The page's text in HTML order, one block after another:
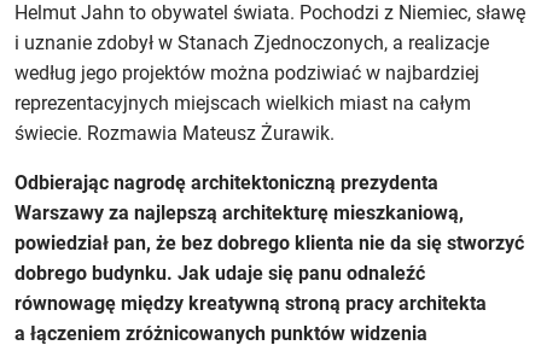
Helmut Jahn to obywatel świata. Pochodzi z Niemiec, sławę
i uznanie zdobył w Stanach Zjednoczonych, a realizacje
według jego projektów można podziwiać w najbardziej
reprezentacyjnych miejscach wielkich miast na całym
świecie. Rozmawia Mateusz Żurawik.
Odbierając nagrodę architektoniczną prezydenta
Warszawy za najlepszą architekturę mieszkaniową,
powiedział pan, że bez dobrego klienta nie da się stworzyć
dobrego budynku. Jak udaje się panu odnaleźć
równowagę między kreatywną stroną pracy architekta
a łączeniem zróżnicowanych punktów widzenia